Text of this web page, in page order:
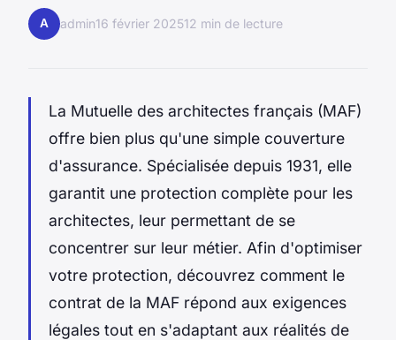
A admin16 février 202512 min de lecture
La Mutuelle des architectes français (MAF)
offre bien plus qu'une simple couverture
d'assurance. Spécialisée depuis 1931, elle
garantit une protection complète pour les
architectes, leur permettant de se
concentrer sur leur métier. Afin d'optimiser
votre protection, découvrez comment le
contrat de la MAF répond aux exigences
légales tout en s'adaptant aux réalités de